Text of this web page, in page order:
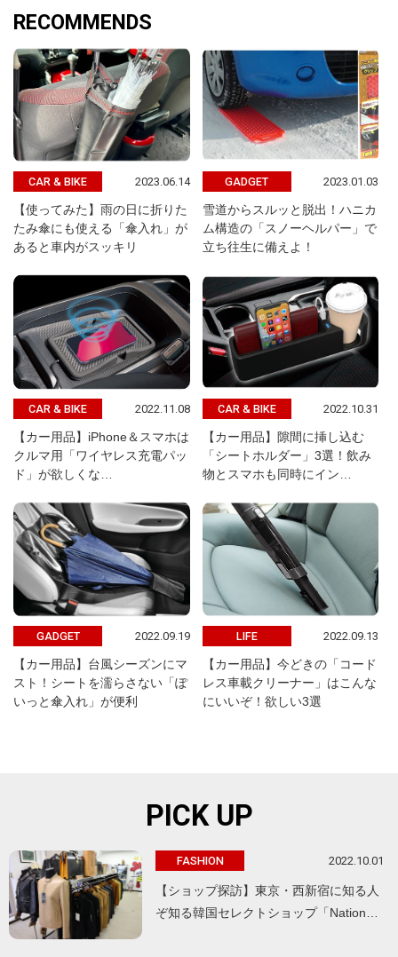
RECOMMENDS
CAR & BIKE 2023.06.14
【使ってみた】雨の日に折りた
たみ傘にも使える「傘入れ」が
あると車内がスッキリ
GADGET 2023.01.03
雪道からスルッと脱出！ハニカ
ム構造の「スノーヘルパー」で
立ち往生に備えよ！
CAR & BIKE 2022.11.08
【カー用品】iPhone＆スマホは
クルマ用「ワイヤレス充電パッ
ド」が欲しくな…
CAR & BIKE 2022.10.31
【カー用品】隙間に挿し込む
「シートホルダー」3選！飲み
物とスマホも同時にイン…
GADGET 2022.09.19
【カー用品】台風シーズンにマ
スト！シートを濡らさない「ぽ
いっと傘入れ」が便利
LIFE 2022.09.13
【カー用品】今どきの「コード
レス車載クリーナー」はこんな
にいいぞ！欲しい3選
PICK UP
FASHION 2022.10.01
【ショップ探訪】東京・西新宿に知る人
ぞ知る韓国セレクトショップ「Nation…